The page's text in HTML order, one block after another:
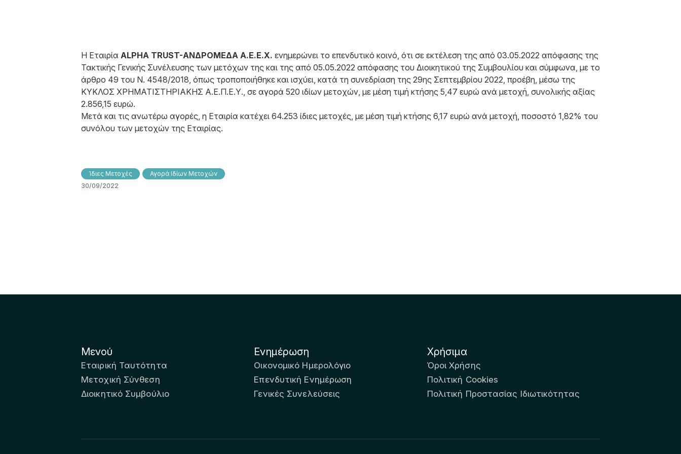
Η Εταιρία ALPHA TRUST-ΑΝΔΡΟΜΕΔΑ Α.Ε.Ε.Χ. ενημερώνει το επενδυτικό κοινό, ότι σε εκτέλεση της από 03.05.2022 απόφασης της
Τακτικής Γενικής Συνέλευσης των μετόχων της και της από 05.05.2022 απόφασης του Διοικητικού της Συμβουλίου και σύμφωνα, με το
άρθρο 49 του N. 4548/2018, όπως τροποποιήθηκε και ισχύει, κατά τη συνεδρίαση της 29ης Σεπτεμβρίου 2022, προέβη, μέσω της
ΚΥΚΛΟΣ ΧΡΗΜΑΤΙΣΤΗΡΙΑΚΗΣ Α.Ε.Π.Ε.Υ., σε αγορά 520 ιδίων μετοχών, με μέση τιμή κτήσης 5,47 ευρώ ανά μετοχή, συνολικής αξίας
2.856,15 ευρώ.
Μετά και τις ανωτέρω αγορές, η Εταιρία κατέχει 64.253 ίδιες μετοχές, με μέση τιμή κτήσης 6,17 ευρώ ανά μετοχή, ποσοστό 1,82% του
συνόλου των μετοχών της Εταιρίας.
Ίδιες Μετοχές Αγορά Ιδίων Μετοχών
30/09/2022
Μενού
Εταιρική Ταυτότητα
Μετοχική Σύνθεση
Διοικητικό Συμβούλιο
Ενημέρωση
Οικονομικό Ημερολόγιο
Επενδυτική Ενημέρωση
Γενικές Συνελεύσεις
Χρήσιμα
Όροι Χρήσης
Πολιτική Cookies
Πολιτική Προστασίας Ιδιωτικότητας